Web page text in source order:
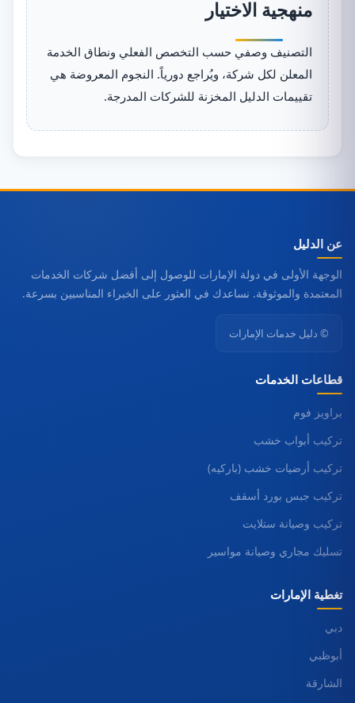
منهجية الاختيار
التصنيف وصفي حسب التخصص الفعلي ونطاق الخدمة
المعلن لكل شركة، ويُراجع دورياً. النجوم المعروضة هي
تقييمات الدليل المخزنة للشركات المدرجة.
عن الدليل
الوجهة الأولى في دولة الإمارات للوصول إلى أفضل شركات الخدمات
المعتمدة والموثوقة. نساعدك في العثور على الخبراء المناسبين بسرعة.
© دليل خدمات الإمارات
قطاعات الخدمات
براويز فوم
تركيب أبواب خشب
تركيب أرضيات خشب (باركيه)
تركيب جبس بورد أسقف
تركيب وصيانة ستلايت
تسليك مجاري وصيانة مواسير
تغطية الإمارات
دبي
أبوظبي
الشارقة